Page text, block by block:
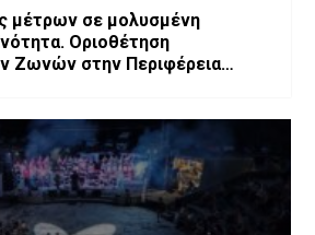
μέτρων σε μολυσμένη
Οριοθέτηση
Ζωνών στην Περιφέρεια